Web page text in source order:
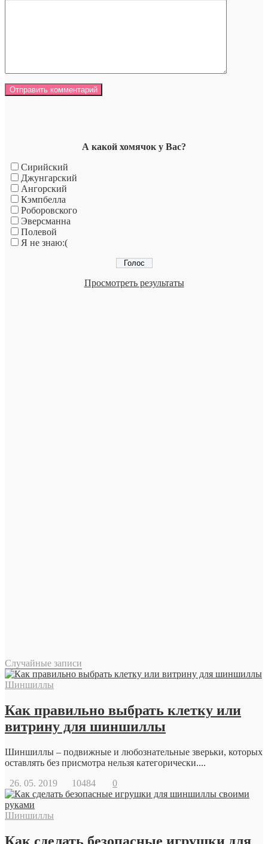
А какой хомячок у Вас?
Сирийский
Джунгарский
Ангорский
Кэмпбелла
Роборовского
Эверсманна
Полевой
Я не знаю:(
Просмотреть результаты
Случайные записи
Шиншиллы
Как правильно выбрать клетку или
витрину для шиншиллы
Шиншиллы – подвижные и любознательные зверьки, которых
оставлять без присмотра нельзя категорически....
26. 05. 2019
10484 0
Шиншиллы
Как сделать безопасные игрушки для